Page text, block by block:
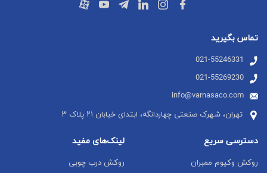
تماس بگیرید
021-55246331
021-55269230
info@varnasaco.com
تهران، شهرک صنعتی چهاردانگه، ابتدای خیابان ۲۱ پلاک ۳
دسترسی سریع
روکش وکیوم ممبران
لینک‌های مفید
روکش درب چوبی